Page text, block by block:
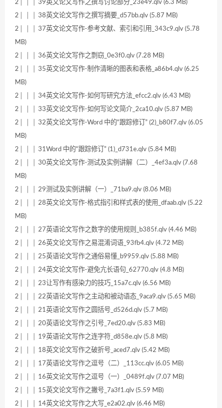
2│ │ │ 39英文论文写作之撰写讨论部分_23e49.qlv (6.3 MB)
2│ │ │ 38英文论文写作之撰写摘要_d57bb.qlv (5.87 MB)
2│ │ │ 37英文论文写作-参考文献、索引和引用_343c9.qlv (5.78
MB)
2│ │ │ 36英文论文写作之剽窃_0e3f0.qlv (7.28 MB)
2│ │ │ 35英文论文写作-制作清晰的图表和表格_a86b4.qlv (6.25
MB)
2│ │ │ 34英文论文写作-如何写研究方法_efcc2.qlv (6.43 MB)
2│ │ │ 33英文论文写作-如何写论文简介_2ca10.qlv (5.87 MB)
2│ │ │ 32英文论文写作-Word 中的“跟踪修订” (2)_b80f7.qlv (6.05
MB)
2│ │ │ 31Word 中的“跟踪修订” (1)_d731e.qlv (5.84 MB)
2│ │ │ 30英文论文写作-测试及实例讲解（二）_4ef3a.qlv (7.68
MB)
2│ │ │ 29测试及实例讲解（一）_71ba9.qlv (8.06 MB)
2│ │ │ 28英文论文写作-格式指引和样式表的使用_dfaab.qlv (5.22
MB)
2│ │ │ 27英语论文写作之数字的使用规则_b385f.qlv (4.46 MB)
2│ │ │ 26英文论文写作之易混淆词语_93fb4.qlv (4.72 MB)
2│ │ │ 25英语论文写作之通俗易懂_b9959.qlv (5.88 MB)
2│ │ │ 24英文论文写作-避免亢长语句_62770.qlv (4.8 MB)
2│ │ │ 23让写作有感染力的技巧_15a7c.qlv (6.56 MB)
2│ │ │ 22英语论文写作之主动和被动语态_9aca9.qlv (5.65 MB)
2│ │ │ 21英语论文写作之圆括号_d526d.qlv (5.7 MB)
2│ │ │ 20英语论文写作之引号_7ed20.qlv (5.83 MB)
2│ │ │ 19英语论文写作之连字符_d858e.qlv (5.8 MB)
2│ │ │ 18英文论文写作之破折号_aced7.qlv (5.42 MB)
2│ │ │ 17英语论文写作之逗号（二）_113cc.qlv (6.05 MB)
2│ │ │ 16英文论文写作之逗号（一）_0489f.qlv (7.07 MB)
2│ │ │ 15英文论文写作之撇号_7a3f1.qlv (5.59 MB)
2│ │ │ 14英文论文写作之大写_e2a02.qlv (6.46 MB)